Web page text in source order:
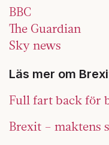
BBC
The Guardian
Sky news
Läs mer om
Full fart back för
Brexit – maktens